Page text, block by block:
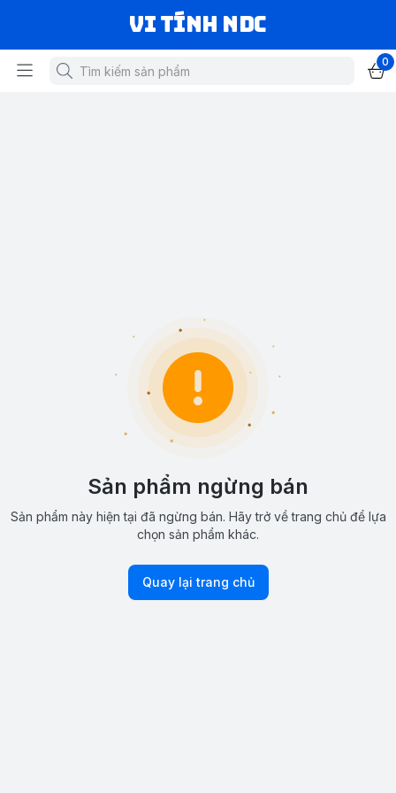
VI TÍNH NDC
0
Sản phẩm ngừng bán
Sản phẩm này hiện tại đã ngừng bán. Hãy trở về trang chủ để lựa
chọn sản phẩm khác.
Quay lại trang chủ